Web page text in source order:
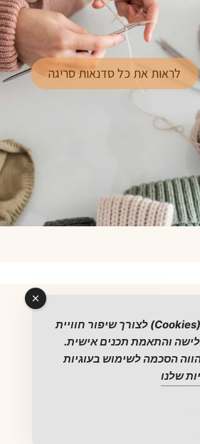
לראות את כל סדנאות סריגה
האתר משתמש בעוגיות (Cookies) לצורך שיפור חוויית
והתאמת תכנים אישית.
הסכמה לשימוש בעוגיות
שלנו